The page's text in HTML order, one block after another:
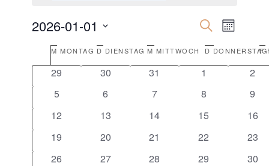
Suche
und
Ansichten,
Navigation
Suche Monat
2026-01-01
wählen.
Kalender
von
Veranstaltungen
MMONTAG D DIENSTAG M MITTWOCH D DONNERSTAG
F
0
29
0
30
0
31
0
1
0
2
0
5
0
6
0
7
0
8
0
9
0
12
0
13
0
14
0
15
0
16
0
19
0
20
0
21
0
22
0
23
0
26
0
27
0
28
0
29
0
30